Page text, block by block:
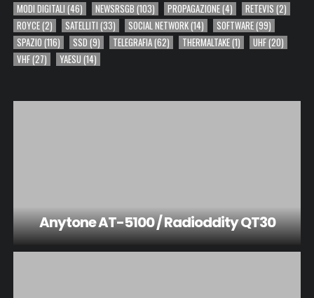
MODI DIGITALI (46) NEWSRSGB (103) PROPAGAZIONE(4) RETEVIS (2)
ROYCE(2) SATELLITI (33) SOCIAL NETWORK(14) SOFTWARE(99)
SPAZIO (116) SSD (9) TELEGRAFIA(62) THERMALTAKE(1) UHF(20)
VHF(27) YAESU (14)
Anytone AT-5100 / Radioddity QT30